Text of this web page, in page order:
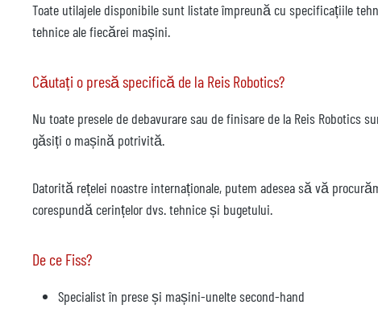
Toate utilajele disponibile sunt listate împreună cu specificațiile
tehnice ale fiecărei mașini.
Căutați o presă specifică de la Reis Robotics?
Nu toate presele de debavurare sau de finisare de la Reis
găsiți o mașină potrivită.
Datorită rețelei noastre internaționale, putem adesea să vă
corespundă cerințelor dvs. tehnice și bugetului.
De ce Fiss?
Specialist în prese și mașini-unelte second-hand